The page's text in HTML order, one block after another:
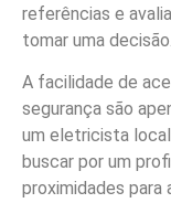
referências e
tomar uma decisão.
A facilidade de
segurança são
um eletricista
buscar por um
proximidades para